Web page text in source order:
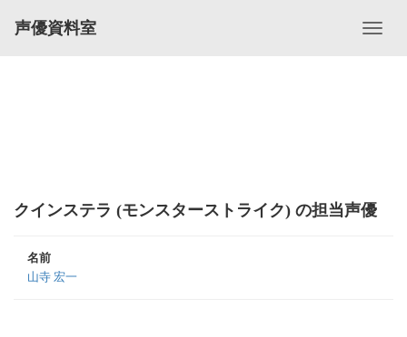
声優資料室
クインステラ (モンスターストライク) の担当声優
名前
山寺 宏一